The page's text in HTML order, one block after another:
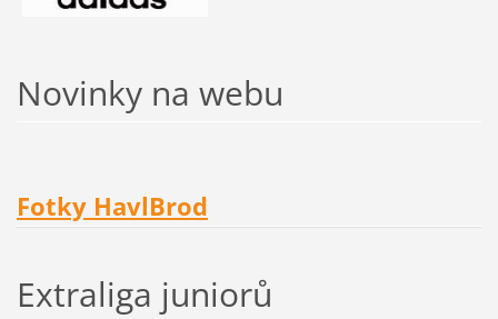
Novinky na webu
Fotky HavlBrod
Extraliga juniorů